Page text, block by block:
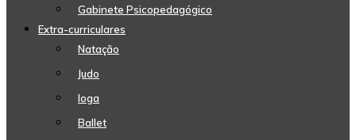
Gabinete Psicopedagógico
Extra-curriculares
Natação
Judo
Ioga
Ballet